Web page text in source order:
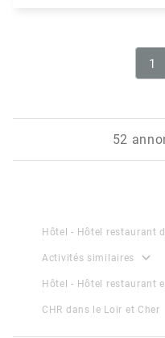
1
52
Hôtel - Hôtel restaurant
Activités similaires expand_more
Hôtel - Hôtel restaurant
CHR dans le Loir et Cher